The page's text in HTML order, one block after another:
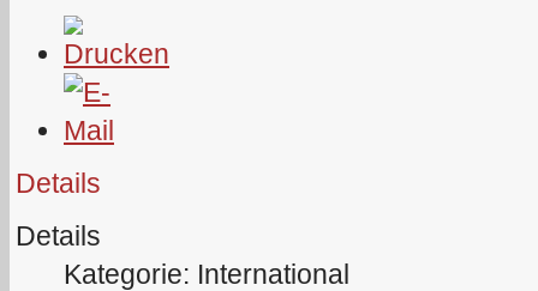
Details
Details
Kategorie: International